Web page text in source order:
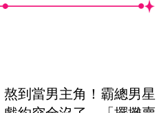
熬到當男主角！霸總男星